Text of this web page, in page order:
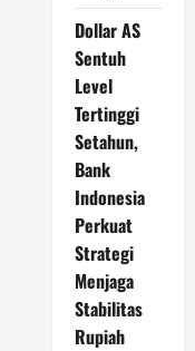
Dollar AS
Sentuh
Level
Tertinggi
Setahun,
Bank
Indonesia
Perkuat
Strategi
Menjaga
Stabilitas
Rupiah